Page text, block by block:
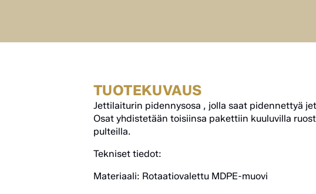
TUOTEKUVAUS
Jettilaiturin pidennysosa , jolla saat pidennettyä
Osat yhdistetään toisiinsa pakettiin kuuluvilla
pulteilla.
Tekniset tiedot:
Materiaali: Rotaatiovalettu MDPE-muovi